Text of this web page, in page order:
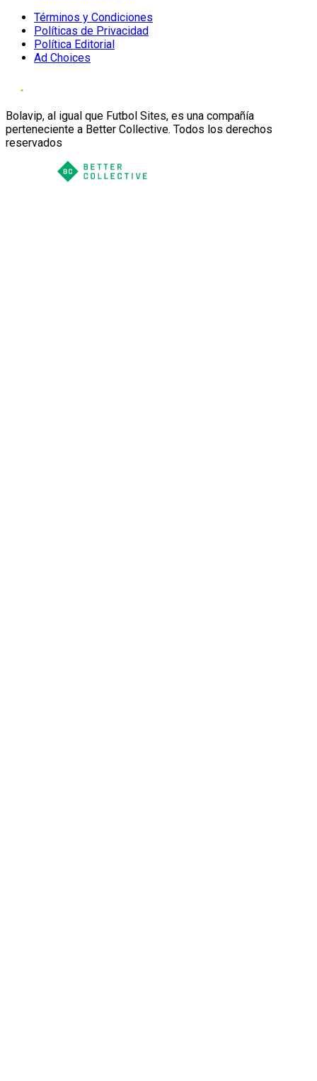
Términos y Condiciones
Políticas de Privacidad
Política Editorial
Ad Choices
Bolavip, al igual que Futbol Sites, es una compañía
perteneciente a Better Collective. Todos los derechos
reservados